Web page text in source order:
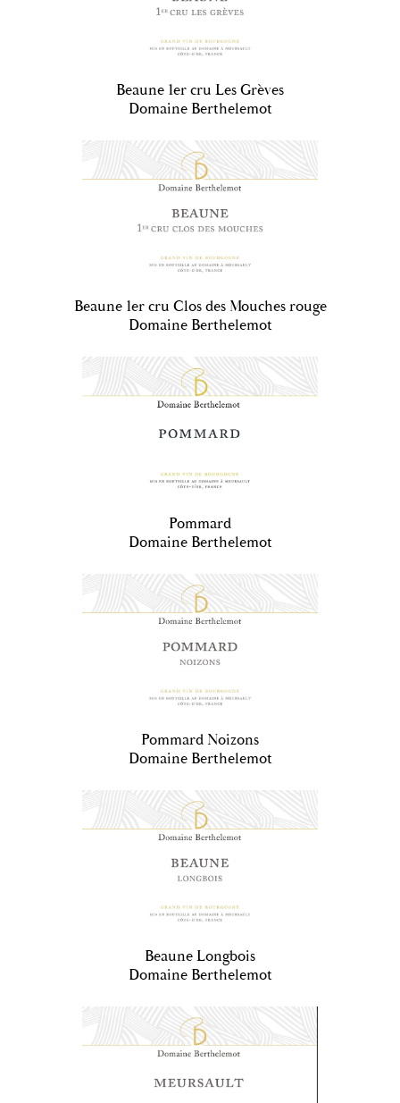
Beaune 1er cru Les Grèves
Domaine Berthelemot
Beaune 1er cru Clos des Mouches rouge
Domaine Berthelemot
Pommard
Domaine Berthelemot
Pommard Noizons
Domaine Berthelemot
Beaune Longbois
Domaine Berthelemot